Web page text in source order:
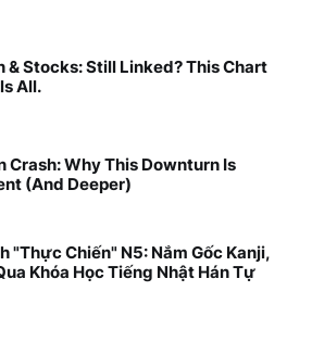
& Stocks: Still Linked? This Chart
All.
Crash: Why This Downturn Is
(And Deeper)
"Thực Chiến" N5: Nắm Gốc Kanji,
Khóa Học Tiếng Nhật Hán Tự